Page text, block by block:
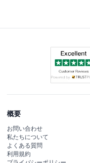
概要
お問い合わせ
私たちについて
よくある質問
利用規約